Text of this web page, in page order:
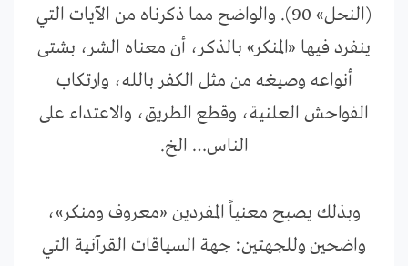
(النحل» 90). والواضح مما ذكرناه من الآيات التي
ينفرد فيها «المنكر» بالذكر، أن معناه الشر، بشتى
أنواعه وصيغه من مثل الكفر بالله، وارتكاب
الفواحش العلنية، وقطع الطريق، والاعتداء على
الناس… الخ.
وبذلك يصبح معنياً المفردين «معروف ومنكر»،
واضحين وللجهتين: جهة السياقات القرآنية التي